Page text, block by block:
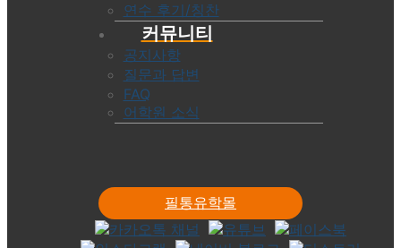
연수 후기/칭찬
커뮤니티
공지사항
질문과 답변
FAQ
어학원 소식
필통유학몰